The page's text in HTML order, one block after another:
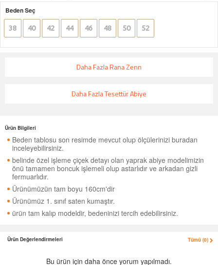
Beden Seç
38 40 42 44 46 48 50 52
Daha Fazla Rana Zenn
Daha Fazla Tesettür Abiye
Ürün Bilgileri
Beden tablosu son resimde mevcut olup ölçülerinizi buradan
inceleyebilirsiniz.
belinde özel işleme çiçek detayı olan yaprak abiye modelimizin
önü tamamen boncuk işlemeli olup astarlıdır ve arkadan gizli
fermuarlıdır.
Ürünümüzün tam boyu 160cm'dir
Ürünümüz 1. sınıf saten kumaştır.
ürün tam kalıp modeldir, bedeninizi tercih edebilirsiniz.
Ürün Değerlendirmeleri Tümü (0)
Bu ürün için daha önce yorum yapılmadı.